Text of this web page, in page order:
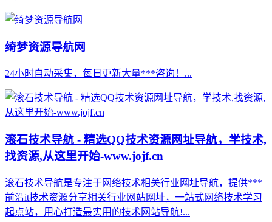
绮梦资源导航网
24小时自动采集，每日更新大量***咨询！...
滚石技术导航 - 精选QQ技术资源网址导航，学技术,
找资源,从这里开始-www.jojf.cn
滚石技术导航是专注于网络技术相关行业网址导航，提供***
前沿it技术资源分享相关行业网站网址，一站式网络技术学习
起点站，用心打造最实用的技术网站导航!...